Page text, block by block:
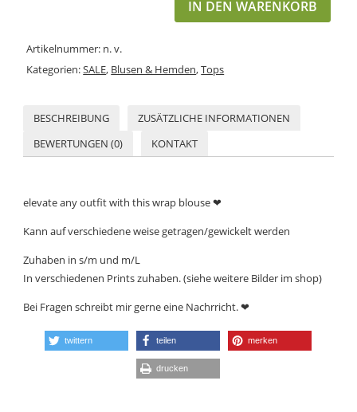
IN DEN WARENKORB
Artikelnummer: n. v.
Kategorien:SALE, Blusen & Hemden,Tops
BESCHREIBUNG
ZUSÄTZLICHE INFORMATIONEN
BEWERTUNGEN (0)
KONTAKT
elevate any outfit with this wrap blouse ❤
Kann auf verschiedene weise getragen/gewickelt werden
Zuhaben in s/m und m/L
In verschiedenen Prints zuhaben. (siehe weitere Bilder im shop)
Bei Fragen schreibt mir gerne eine Nachrricht. ❤
twittern teilen merken
drucken